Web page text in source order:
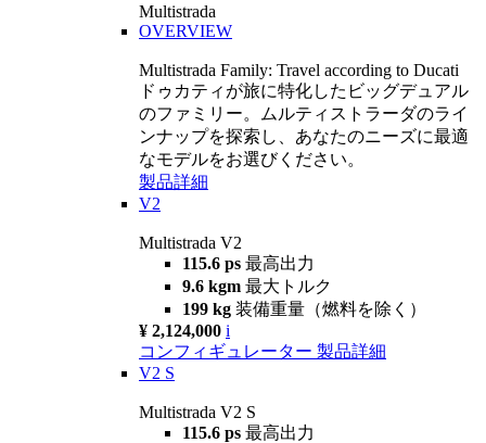
Multistrada
OVERVIEW
Multistrada Family: Travel according to Ducati
ドゥカティが旅に特化したビッグデュアル
のファミリー。ムルティストラーダのライ
ンナップを探索し、あなたのニーズに最適
なモデルをお選びください。
製品詳細
V2
Multistrada V2
115.6 ps 最高出力
9.6 kgm 最大トルク
199 kg 装備重量（燃料を除く）
¥ 2,124,000 i
コンフィギュレーター 製品詳細
V2 S
Multistrada V2 S
115.6 ps 最高出力